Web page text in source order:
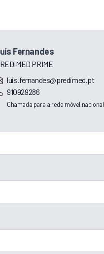
Fernandes
PRIME
luis.fernandes@predimed.pt
910929286
Chamada para a rede móvel nacional